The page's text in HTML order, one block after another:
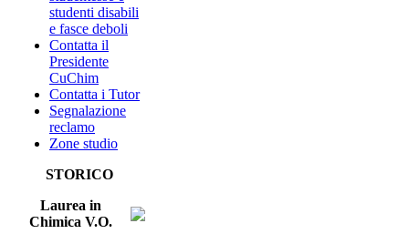
studenti disabili
e fasce deboli
Contatta il
Presidente
CuChim
Contatta i Tutor
Segnalazione
reclamo
Zone studio
STORICO
Laurea in
Chimica V.O.